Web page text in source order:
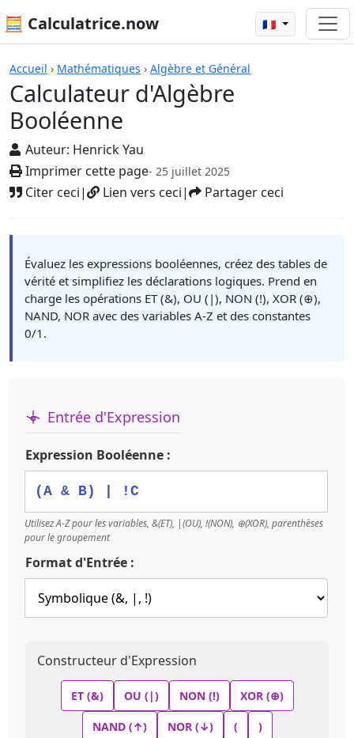
🧮 Calculatrice.now 🇫🇷
Accueil › Mathématiques › Algèbre et Général
Calculateur d'Algèbre
Booléenne
Auteur: Henrick Yau
Imprimer cette page- 25 juillet 2025
Citer ceci| Lien vers ceci| Partager ceci
Calculatrices
Évaluez les expressions booléennes, créez des tables de
vérité et simplifiez les déclarations logiques. Prend en
charge les opérations ET (&), OU (|), NON (!), XOR (⊕),
NAND, NOR avec des variables A-Z et des constantes
0/1.
Entrée d'Expression
Expression Booléenne :
Utilisez A-Z pour les variables, &(ET), |(OU), !(NON), ⊕(XOR), parenthèses
pour le groupement
Format d'Entrée :
Constructeur d'Expression
ET (&) OU (|) NON (!) XOR (⊕)
NAND (↑) NOR (↓) ( )